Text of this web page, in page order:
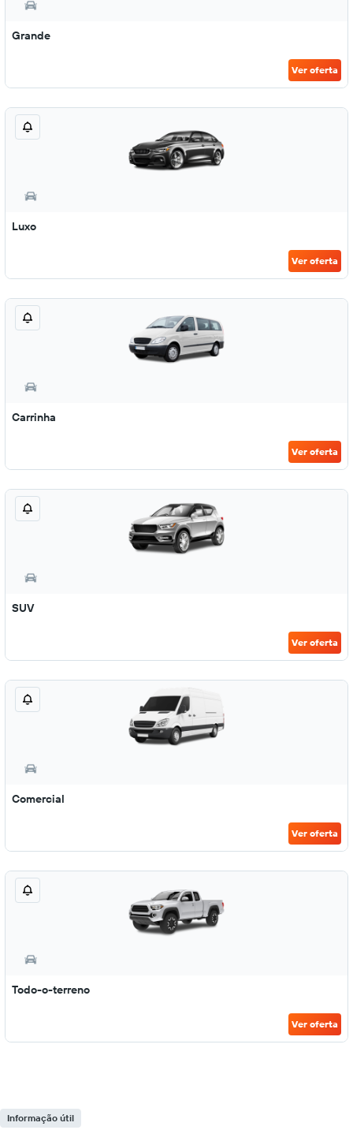
Grande
Ver oferta
Luxo
Ver oferta
Carrinha
Ver oferta
SUV
Ver oferta
Comercial
Ver oferta
Todo-o-terreno
Ver oferta
Informação útil